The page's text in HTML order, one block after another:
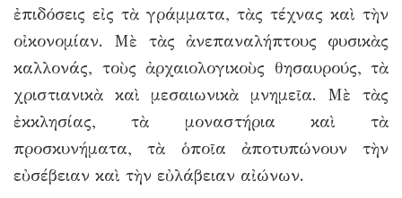
ἐπιδόσεις εἰς τὰ γράμματα, τὰς τέχνας καὶ τὴν
οἰκονομίαν. Μὲ τὰς ἀνεπαναλήπτους φυσικὰς
καλλονάς, τοὺς ἀρχαιολογικοὺς θησαυρούς, τὰ
χριστιανικὰ καὶ μεσαιωνικὰ μνημεῖα. Μὲ τὰς
ἐκκλησίας, τὰ μοναστήρια καὶ τὰ
προσκυνήματα, τὰ ὁποῖα ἀποτυπώνουν τὴν
εὐσέβειαν καὶ τὴν εὐλάβειαν αἰώνων.